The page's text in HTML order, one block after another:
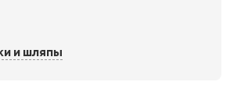
и шляпы